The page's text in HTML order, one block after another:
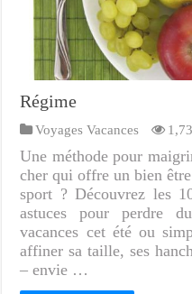
Régime
Voyages Vacances
Une méthode pour
cher qui offre un bien
sport ? Découvrez les
astuces pour perdre
vacances cet été ou
affiner sa taille, ses
– ‎envie …